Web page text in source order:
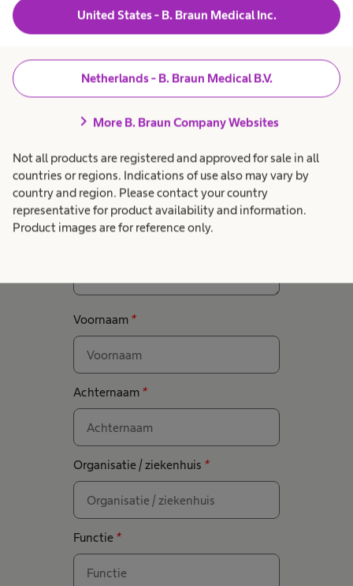
United States - B. Braun Medical Inc.
Netherlands - B. Braun Medical B.V.
chevron_right More B. Braun Company Websites
Not all products are registered and approved for sale in all
countries or regions. Indications of use also may vary by
country and region. Please contact your country
representative for product availability and information.
Product images are for reference only.
Neem contact op
met onze experts
Zorg ervoor dat je alle velden met
een sterretje (*) invult.
Jouw vraag*
Voornaam *
Achternaam *
Organisatie / ziekenhuis *
Functie *